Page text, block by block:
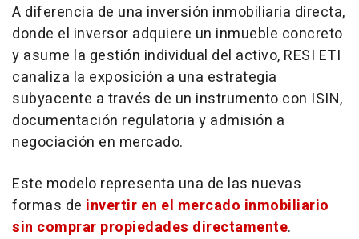
A diferencia de una inversión inmobiliaria directa,
donde el inversor adquiere un inmueble concreto
y asume la gestión individual del activo, RESI ETI
canaliza la exposición a una estrategia
subyacente a través de un instrumento con ISIN,
documentación regulatoria y admisión a
negociación en mercado.
Este modelo representa una de las nuevas
formas de invertir en el mercado inmobiliario
sin comprar propiedades directamente.